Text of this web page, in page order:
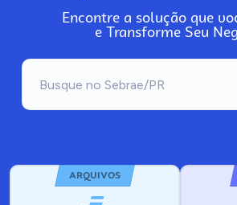
Encontre a solução que
e Transforme Seu
ARQUIVOS